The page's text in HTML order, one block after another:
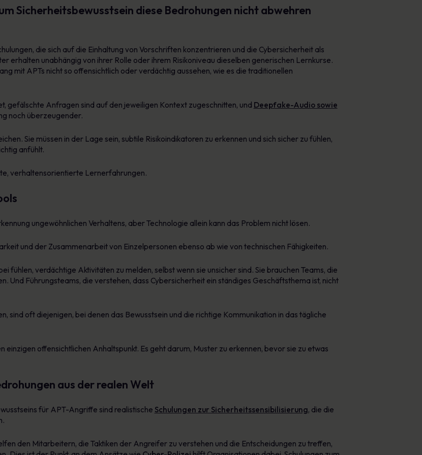
Sicherheitsbewusstsein diese Bedrohungen nicht abwehren
die sich auf die Einhaltung von Vorschriften konzentrieren und die Cybersicherheit als
erhalten unabhängig von ihrer Rolle oder ihrem Risikoniveau dieselben generischen Lernkurse.
mit APTs nicht so offensichtlich oder verdächtig aussehen, wie es die traditionellen
gefälschte Anfragen sind auf den jeweiligen Kontext zugeschnitten, und Deepfake-Audio sowie
noch überzeugender.
Sie müssen in der Lage sein, subtile Risikoindikatoren zu erkennen und sich sicher zu fühlen,
anfühlt.
verhaltensorientierte Lernerfahrungen.
ungewöhnlichen Verhaltens, aber Technologie allein kann das Problem nicht lösen.
und der Zusammenarbeit von Einzelpersonen ebenso ab wie von technischen Fähigkeiten.
fühlen, verdächtige Aktivitäten zu melden, selbst wenn sie unsicher sind. Sie brauchen Teams, die
Und Führungsteams, die verstehen, dass Cybersicherheit ein ständiges Geschäftsthema ist, nicht
sind oft diejenigen, bei denen das Bewusstsein und die richtige Kommunikation in das tägliche
einzigen offensichtlichen Anhaltspunkt. Es geht darum, Muster zu erkennen, bevor sie zu etwas
aus der realen Welt
für APT-Angriffe sind realistische Schulungen zur Sicherheitssensibilisierung, die die
den Mitarbeitern, die Taktiken der Angreifer zu verstehen und die Entscheidungen zu treffen,